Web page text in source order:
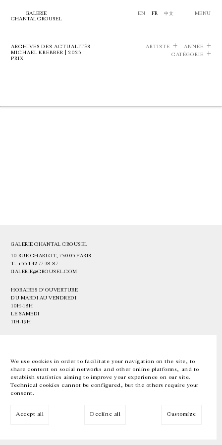
We use cookies in order to facilitate your navigation on the site, to
share content on social networks and other online platforms, and to
establish statistics aiming to improve your experience on our site.
Technical cookies cannot be configured, but the others require your
consent.
Accept all Decline all Customize
GALERIE
CHANTAL CROUSEL
EN FR 中文 MENU
ARCHIVES DES ACTUALITÉS
MICHAEL KREBBER | 2023 |
PRIX
ARTISTE
ANNÉE
CATÉGORIE
GALERIE CHANTAL CROUSEL
10 RUE CHARLOT, 75003 PARIS
T. +33 1 42 77 38 87
GALERIE@CROUSEL.COM
HORAIRES D'OUVERTURE
DU MARDI AU VENDREDI
10H-18H
LE SAMEDI
11H-19H
EN FR 中文 Facebook Instagram
Inscrivez-vous à notre newsletter